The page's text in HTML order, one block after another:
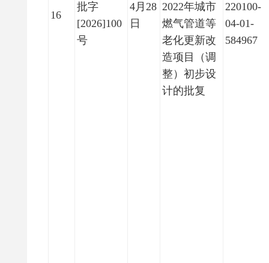
16
批字
[2026]100
号
4月28
日
2022年城市
燃气管道等
老化更新改
造项目（调
整）初步设
计的批复
220100-
04-01-
584967